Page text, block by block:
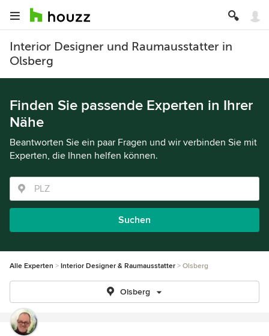
Interior Designer und Raumausstatter in
Olsberg
Finden Sie passende Experten in Ihrer
Nähe
Beantworten Sie ein paar Fragen und wir verbinden Sie mit
Experten, die Ihnen helfen können.
Suchen
Alle Experten Interior Designer & Raumausstatter Olsberg
Olsberg